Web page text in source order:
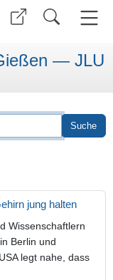
— JLU
jung halten
Wissenschaftlern
Berlin und
legt nahe, dass